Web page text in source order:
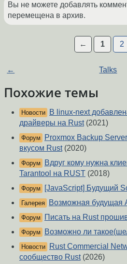
Вы не можете добавлять
перемещена в архив.
← 1 2
← Talks
Похожие темы
Новости
В linux-next
драйверы на Rust(2021)
Форум
Proxmox Backup
вкусом Rust(2020)
Форум
Вдруг кому нужна
Tarantool на RUST (2018)
Форум [JavaScript] Будущий
Галерея Возможная будущая
Форум Писать на Rust
Форум Возможно ли
Новости
Rust Commercial
сообщество Rust(2026)